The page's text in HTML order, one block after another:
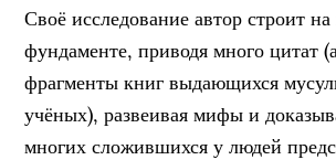
Своё исследование автор строит
фундаменте, приводя много цитат
фрагменты книг выдающихся
учёных), развеивая мифы и
многих сложившихся у людей